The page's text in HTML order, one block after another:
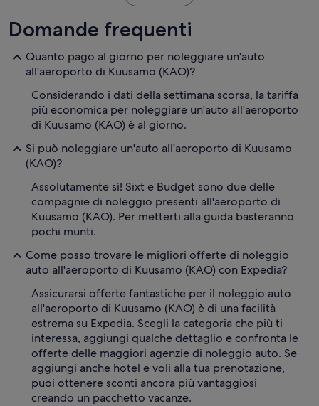
Domande frequenti
Quanto pago al giorno per noleggiare un'auto
all'aeroporto di Kuusamo (KAO)?
Considerando i dati della settimana scorsa, la tariffa
più economica per noleggiare un'auto all'aeroporto
di Kuusamo (KAO) è al giorno.
Si può noleggiare un'auto all'aeroporto di Kuusamo
(KAO)?
Assolutamente sì! Sixt e Budget sono due delle
compagnie di noleggio presenti all'aeroporto di
Kuusamo (KAO). Per metterti alla guida basteranno
pochi munti.
Come posso trovare le migliori offerte di noleggio
auto all'aeroporto di Kuusamo (KAO) con Expedia?
Assicurarsi offerte fantastiche per il noleggio auto
all'aeroporto di Kuusamo (KAO) è di una facilità
estrema su Expedia. Scegli la categoria che più ti
interessa, aggiungi qualche dettaglio e confronta le
offerte delle maggiori agenzie di noleggio auto. Se
aggiungi anche hotel e voli alla tua prenotazione,
puoi ottenere sconti ancora più vantaggiosi
creando un pacchetto vacanze.